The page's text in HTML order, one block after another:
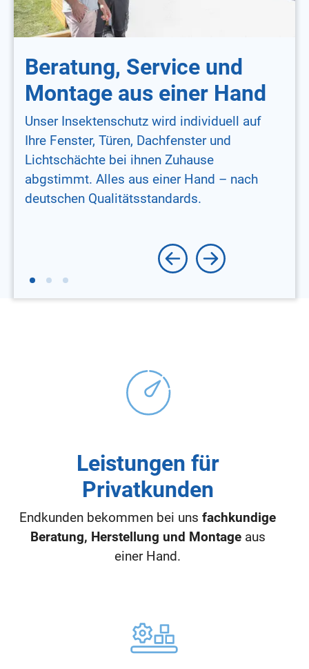
Beratung, Service und
Montage aus einer Hand
Unser Insektenschutz wird individuell auf
Ihre Fenster, Türen, Dachfenster und
Lichtschächte bei ihnen Zuhause
abgstimmt. Alles aus einer Hand – nach
deutschen Qualitätsstandards.
Leistungen für
Privatkunden
Endkunden bekommen bei uns fachkundige
Beratung, Herstellung und Montageaus
einer Hand.